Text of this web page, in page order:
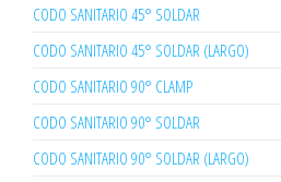
CODO SANITARIO 45° SOLDAR
CODO SANITARIO 45° SOLDAR (LARGO)
CODO SANITARIO 90° CLAMP
CODO SANITARIO 90° SOLDAR
CODO SANITARIO 90° SOLDAR (LARGO)